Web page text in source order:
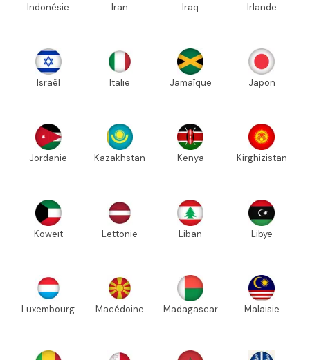
Indonésie Iran Iraq Irlande
Israël Italie Jamaïque Japon
Jordanie Kazakhstan Kenya Kirghizistan
Koweït Lettonie Liban Libye
Luxembourg Macédoine Madagascar Malaisie